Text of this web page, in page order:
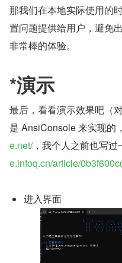
那我们在本地实际使用的
置问题提供给用户，避免
非常棒的体验。
*演示
最后，看看演示效果吧（
是 AnsiConsole 来实现的
e.net/，我个人之前也写过
e.infoq.cn/article/
进入界面